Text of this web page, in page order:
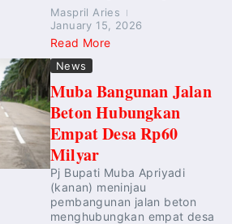
Maspril Aries
January 15, 2026
Read More
News
Muba Bangunan Jalan
Beton Hubungkan
Empat Desa Rp60
Milyar
Pj Bupati Muba Apriyadi
(kanan) meninjau
pembangunan jalan beton
menghubungkan empat desa